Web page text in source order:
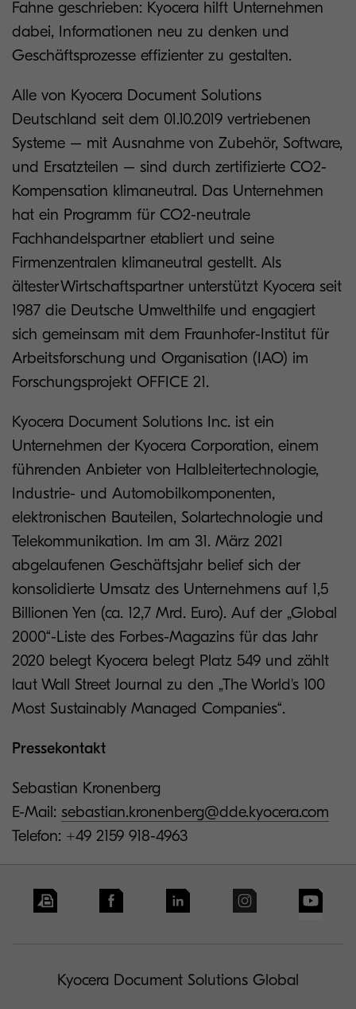
Fahne geschrieben: Kyocera hilft Unternehmen
dabei, Informationen neu zu denken und
Geschäftsprozesse effizienter zu gestalten.
Alle von Kyocera Document Solutions
Deutschland seit dem 01.10.2019 vertriebenen
Systeme – mit Ausnahme von Zubehör, Software,
und Ersatzteilen – sind durch zertifizierte CO2-
Kompensation klimaneutral. Das Unternehmen
hat ein Programm für CO2-neutrale
Fachhandelspartner etabliert und seine
Firmenzentralen klimaneutral gestellt. Als
ältester Wirtschaftspartner unterstützt Kyocera seit
1987 die Deutsche Umwelthilfe und engagiert
sich gemeinsam mit dem Fraunhofer-Institut für
Arbeitsforschung und Organisation (IAO) im
Forschungsprojekt OFFICE 21.
Kyocera Document Solutions Inc. ist ein
Unternehmen der Kyocera Corporation, einem
führenden Anbieter von Halbleitertechnologie,
Industrie- und Automobilkomponenten,
elektronischen Bauteilen, Solartechnologie und
Telekommunikation. Im am 31. März 2021
abgelaufenen Geschäftsjahr belief sich der
konsolidierte Umsatz des Unternehmens auf 1,5
Billionen Yen (ca. 12,7 Mrd. Euro). Auf der „Global
2000“-Liste des Forbes-Magazins für das Jahr
2020 belegt Kyocera belegt Platz 549 und zählt
laut Wall Street Journal zu den „The World's 100
Most Sustainably Managed Companies“.
Pressekontakt
Sebastian Kronenberg
E-Mail: sebastian.kronenberg@dde.kyocera.com
Telefon: +49 2159 918-4963
Kyocera Document Solutions Global